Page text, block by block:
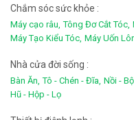
Chắm sóc sức khỏe :
Máy cạo râu, Tông Đơ Cắt Tóc,
Máy Tạo Kiểu Tóc, Máy Uốn
Nhà cửa đời sống :
Bàn Ăn, Tô - Chén - Đĩa, Nồi -
Hũ - Hộp - Lọ